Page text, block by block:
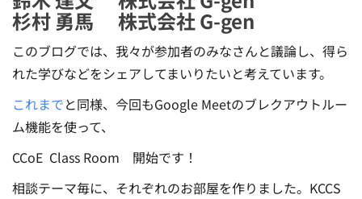
杉村 勇馬 株式会社 G-gen
このブログでは、我々が参加者のみなさんと議論し、得ら
れた学びなどをシェアしてまいりたいと考えています。
これまでと同様、今回もGoogle Meetのブレクアウトルー
ム機能を使って、
CCoE Class Room 開始です！
相談テーマ毎に、それぞれのお部屋を作りました。KCCS